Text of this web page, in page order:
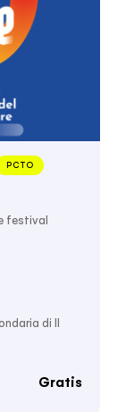
PCTO
festival
di II
Gratis